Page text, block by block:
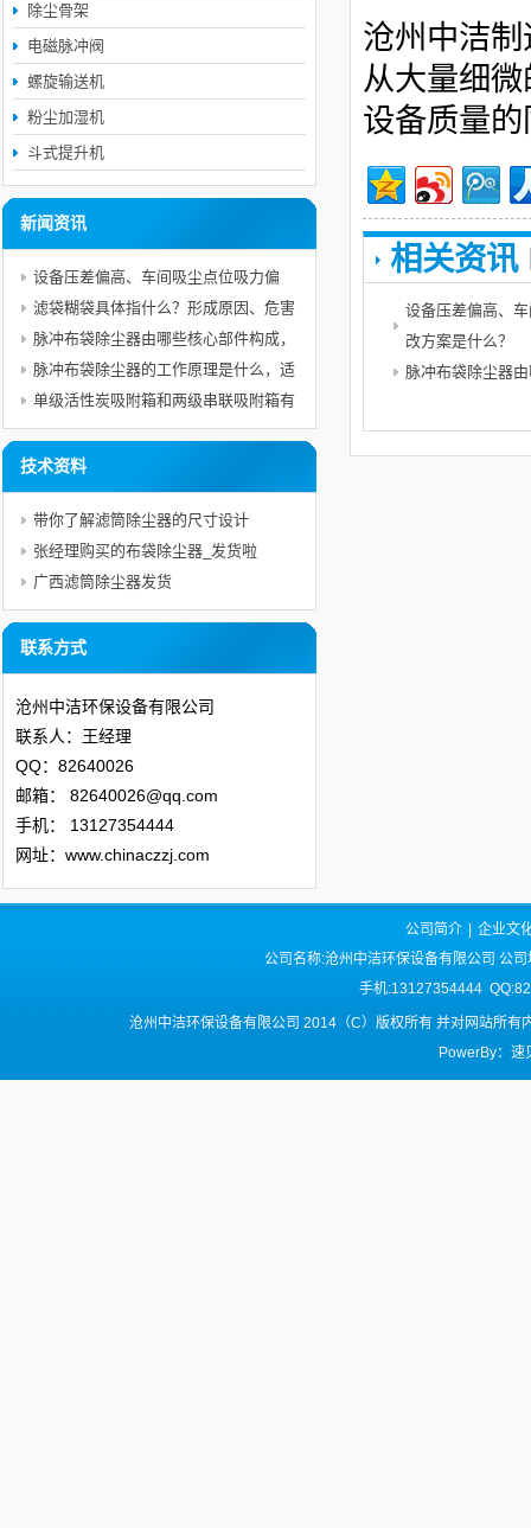
沧州中洁
从大量细
设备质量
相关资讯
设备压差偏高、
改方案是什么？
脉冲布袋除尘器
除尘骨架
电磁脉冲阀
螺旋输送机
粉尘加湿机
斗式提升机
新闻资讯
设备压差偏高、车间吸尘点位吸力偏
弱，故障成因与完整整改方案是什么？
滤袋糊袋具体指什么？形成原因、危害
以及预防措施分别是什么？
脉冲布袋除尘器由哪些核心部件构成，
各自承担什么作用？
脉冲布袋除尘器的工作原理是什么，适
合处理哪些粉尘工况？
单级活性炭吸附箱和两级串联吸附箱有
什么区别，哪些工况须选用二级吸附工
艺？
技术资料
带你了解滤筒除尘器的尺寸设计
张经理购买的布袋除尘器_发货啦
广西滤筒除尘器发货
联系方式
沧州中洁环保设备有限公司
联系人：王经理
QQ：82640026
邮箱：
82640026@qq.com
手机：
13127354444
网址：www.chinaczzj.com
公司简介
企业文
公司名称:沧州中洁环保设备有限公司 公
手机:13127354444
沧州中洁环保设备有限公司 2014（C）版权所有 并对网站所有
PowerBy：速